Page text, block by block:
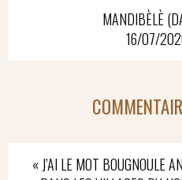
MANDIBÈLÈ
16/07/
« J’AI LE MOT BOUGNOULE